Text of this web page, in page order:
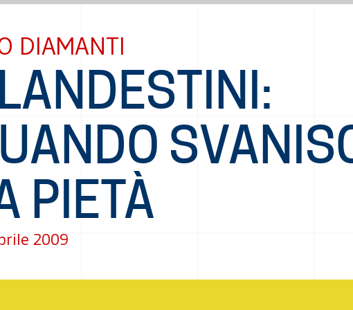
DIAMANTI
PIETÀ
2009